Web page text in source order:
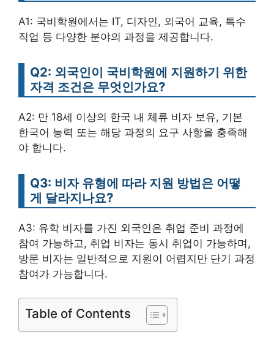
A1: 국비학원에서는 IT, 디자인, 외국어 교육, 특수
직업 등 다양한 분야의 과정을 제공합니다.
Q2: 외국인이 국비학원에 지원하기 위한
자격 조건은 무엇인가요?
A2: 만 18세 이상의 한국 내 체류 비자 보유, 기본
한국어 능력 또는 해당 과정의 요구 사항을 충족해
야 합니다.
Q3: 비자 유형에 따라 지원 방법은 어떻
게 달라지나요?
A3: 유학 비자를 가진 외국인은 취업 준비 과정에
참여 가능하고, 취업 비자는 동시 취업이 가능하며,
방문 비자는 일반적으로 지원이 어렵지만 단기 과정
참여가 가능합니다.
Table of Contents